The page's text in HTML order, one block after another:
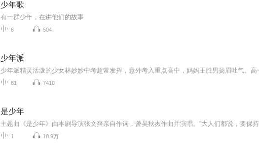
少年歌
有一群少年，在讲他们的故事
6 504
少年派
81 7410
是少年
1 18.9万